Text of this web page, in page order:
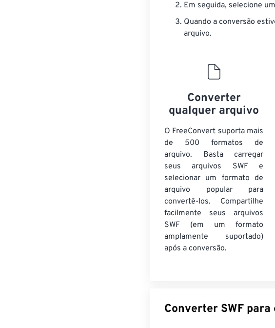
Em seguida, selecione
Quando a conversão
arquivo.
Converter
qualquer arquivo
O FreeConvert suporta mais
de 500 formatos de
arquivo. Basta carregar
seus arquivos SWF e
selecionar um formato de
arquivo popular para
convertê-los. Compartilhe
facilmente seus arquivos
SWF (em um formato
amplamente suportado)
após a conversão.
Converter